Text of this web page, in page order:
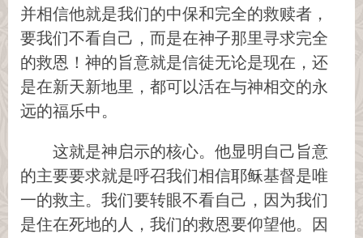
并相信他就是我们的中保和完全的救赎者，
要我们不看自己，而是在神子那里寻求完全
的救恩！神的旨意就是信徒无论是现在，还
是在新天新地里，都可以活在与神相交的永
远的福乐中。
这就是神启示的核心。他显明自己旨意
的主要要求就是呼召我们相信耶稣基督是唯
一的救主。我们要转眼不看自己，因为我们
是住在死地的人，我们的救恩要仰望他。因